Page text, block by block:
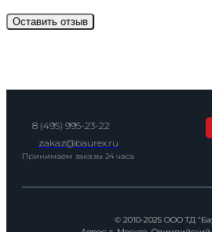
8 (495) 995-23-22
zakaz@baurex.ru
Принимаем заказы 24 часа
© 2010-2025 ООО ТД